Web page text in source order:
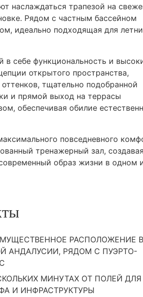
наслаждаться трапезой на
Рядом с частным бассейном
идеально подходящая для
в себе функциональность и
открытого пространства,
тщательно подобранной
и прямой выход на террасы
обеспечивая обилие
повседневного
тренажерный зал, создавая
образ жизни в одном
РАСПОЛОЖЕНИЕ В
АНДАЛУСИИ, РЯДОМ С ПУЭРТО-
МИНУТАХ ОТ ПОЛЕЙ ДЛЯ
И ИНФРАСТРУКТУРЫ